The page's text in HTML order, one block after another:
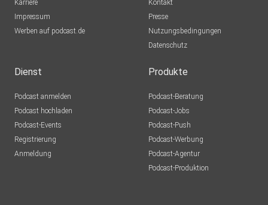
Karriere
Impressum
Werben auf podcast.de
Kontakt
Presse
Nutzungsbedingungen
Datenschutz
Dienst
Podcast anmelden
Podcast hochladen
Podcast-Events
Registrierung
Anmeldung
Produkte
Podcast-Beratung
Podcast-Jobs
Podcast-Push
Podcast-Werbung
Podcast-Agentur
Podcast-Produktion